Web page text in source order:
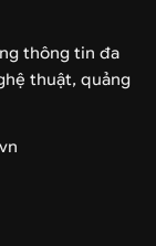
thông tin đa
thuật, quảng